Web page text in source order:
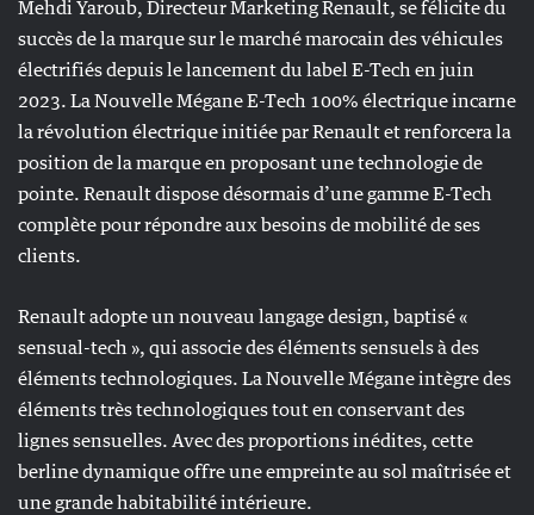
Mehdi Yaroub, Directeur Marketing Renault, se félicite du
succès de la marque sur le marché marocain des véhicules
électrifiés depuis le lancement du label E-Tech en juin
2023. La Nouvelle Mégane E-Tech 100% électrique incarne
la révolution électrique initiée par Renault et renforcera la
position de la marque en proposant une technologie de
pointe. Renault dispose désormais d’une gamme E-Tech
complète pour répondre aux besoins de mobilité de ses
clients.
Renault adopte un nouveau langage design, baptisé «
sensual-tech », qui associe des éléments sensuels à des
éléments technologiques. La Nouvelle Mégane intègre des
éléments très technologiques tout en conservant des
lignes sensuelles. Avec des proportions inédites, cette
berline dynamique offre une empreinte au sol maîtrisée et
une grande habitabilité intérieure.